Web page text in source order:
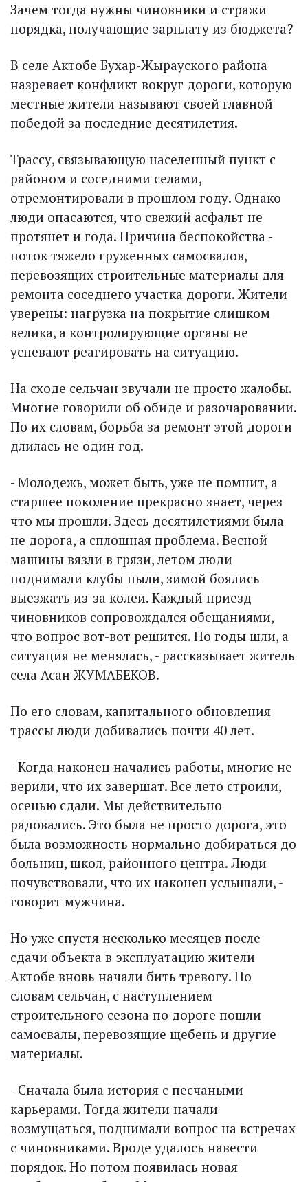
Зачем тогда нужны чиновники и стражи
порядка, получающие зарплату из бюджета?
В селе Актобе Бухар-Жырауского района
назревает конфликт вокруг дороги, которую
местные жители называют своей главной
победой за последние десятилетия.
Трассу, связывающую населенный пункт с
районом и соседними селами,
отремонтировали в прошлом году. Однако
люди опасаются, что свежий асфальт не
протянет и года. Причина беспокойства -
поток тяжело груженных самосвалов,
перевозящих строительные материалы для
ремонта соседнего участка дороги. Жители
уверены: нагрузка на покрытие слишком
велика, а контролирующие органы не
успевают реагировать на ситуацию.
На сходе сельчан звучали не просто жалобы.
Многие говорили об обиде и разочаровании.
По их словам, борьба за ремонт этой дороги
длилась не один год.
- Молодежь, может быть, уже не помнит, а
старшее поколение прекрасно знает, через
что мы прошли. Здесь десятилетия­ми была
не дорога, а сплошная проблема. Весной
машины вязли в грязи, летом люди
поднимали клубы пыли, зимой боялись
выезжать из-за колеи. Каждый приезд
чиновников сопровождался обещаниями,
что вопрос вот-вот решится. Но годы шли, а
ситуация не менялась, - рассказывает житель
села Асан ЖУМАБЕКОВ.
По его словам, капитального обновления
трассы люди добивались почти 40 лет.
- Когда наконец начались работы, многие не
верили, что их завершат. Все лето строили,
осенью сдали. Мы действительно
радовались. Это была не просто дорога, это
была возможность нормально добираться до
больниц, школ, районного центра. Люди
почувствовали, что их наконец услышали, -
говорит мужчина.
Но уже спустя несколько месяцев после
сдачи объекта в эксплуатацию жители
Актобе вновь начали бить тревогу. По
словам сельчан, с наступлением
строительного сезона по дороге пошли
самосвалы, перевозящие щебень и другие
материалы.
- Сначала была история с песчаными
карьерами. Тогда жители начали
возмущаться, поднимали вопрос на встречах
с чиновниками. Вроде удалось навести
порядок. Но потом появилась новая